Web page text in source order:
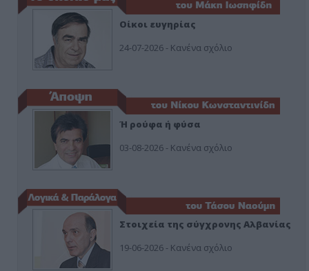
Οίκοι ευγηρίας
24-07-2026 - Κανένα σχόλιο
Ή ρούφα ή φύσα
03-08-2026 - Κανένα σχόλιο
Στοιχεία της σύγχρονης Αλβανίας
19-06-2026 - Κανένα σχόλιο